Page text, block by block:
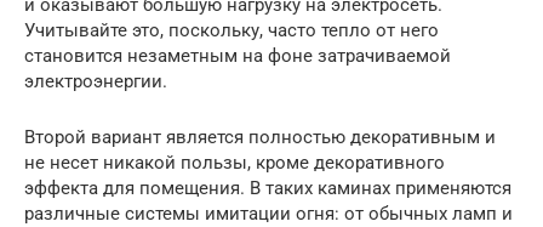
и оказывают большую нагрузку на электросеть.
Учитывайте это, поскольку, часто тепло от него
становится незаметным на фоне затрачиваемой
электроэнергии.
Второй вариант является полностью декоративным и
не несет никакой пользы, кроме декоративного
эффекта для помещения. В таких каминах применяются
различные системы имитации огня: от обычных ламп и